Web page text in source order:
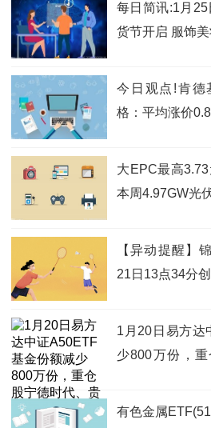
每日简讯:1月
货节开启 服饰
今日观点!肯德
格：平均涨价
大EPC最高
本周4.97GW光
【异动提醒】
21日13点34分
1月20日易方达
少800万份，
有色金属